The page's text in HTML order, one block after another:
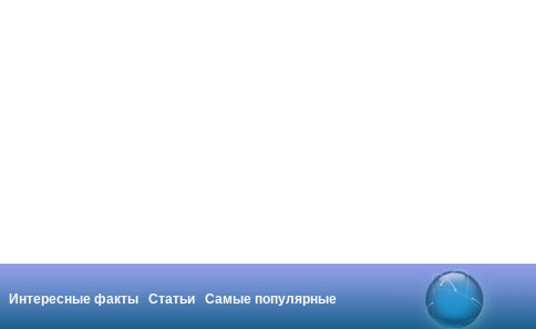
Интересные факты Статьи
Самые популярные